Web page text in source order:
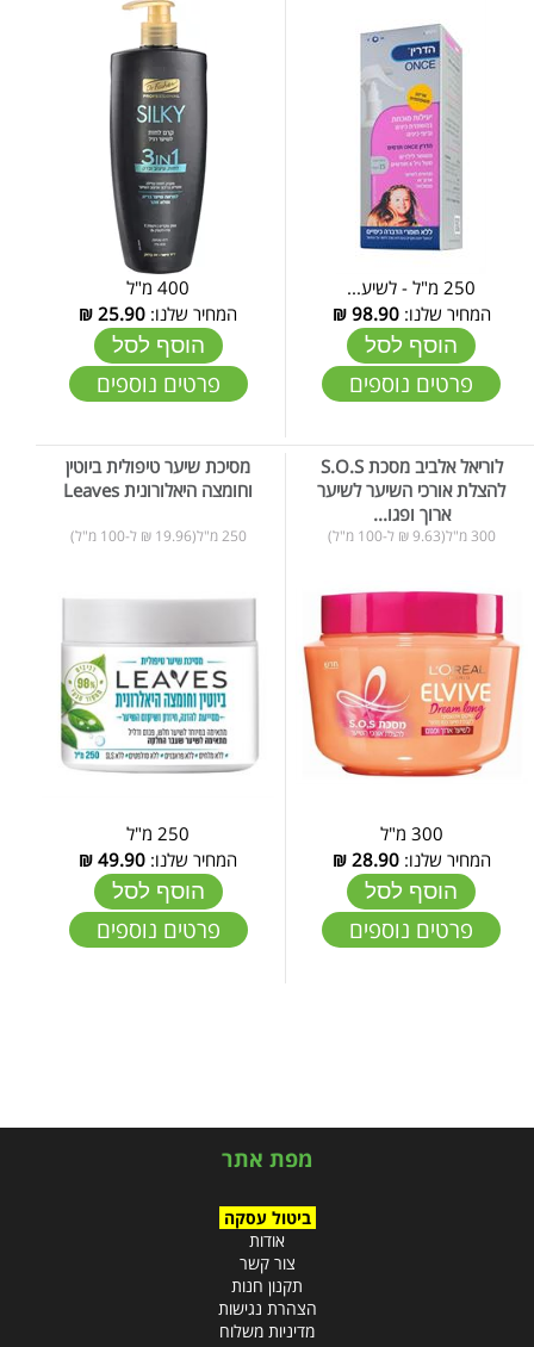
250 מ"ל - לשיע...
המחיר שלנו:98.90
₪
הוסף לסל
פרטים נוספים
400 מ"ל
המחיר שלנו: 25.90
₪
הוסף לסל
פרטים נוספים
לוריאל אלביב מסכת S.O.S
להצלת אורכי השיער לשיער
ארוך ופגו...
300 מ"ל(9.63 ₪ ל-100 מ"ל)
300 מ"ל
המחיר שלנו:28.90
₪
הוסף לסל
פרטים נוספים
מסיכת שיער טיפולית ביוטין
וחומצה היאלורונית Leaves
250 מ"ל(19.96 ₪ ל-100 מ"ל)
250 מ"ל
המחיר שלנו: 49.90
₪
הוסף לסל
פרטים נוספים
מפת אתר
ביטול עסקה
אודות
צור קשר
תקנון חנות
הצהרת נגישות
מדיניות משלוח